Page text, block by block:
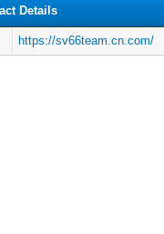
Details
https://sv66team.cn.com/